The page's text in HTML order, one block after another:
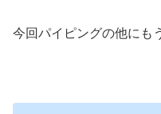
今回パイピングの他にも